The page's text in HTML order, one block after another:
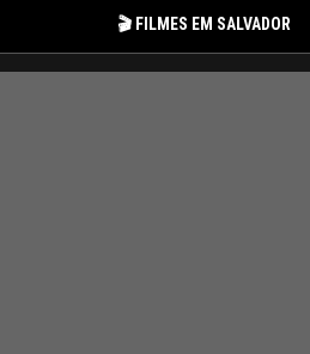
🎬 FILMES EM SALVADOR